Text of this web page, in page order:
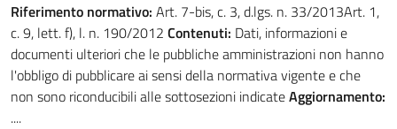
Riferimento normativo: Art. 7-bis, c. 3, d.lgs. n. 33/2013Art. 1,
c. 9, lett. f), l. n. 190/2012 Contenuti: Dati, informazioni e
documenti ulteriori che le pubbliche amministrazioni non hanno
l'obbligo di pubblicare ai sensi della normativa vigente e che
non sono riconducibili alle sottosezioni indicateAggiornamento:
....